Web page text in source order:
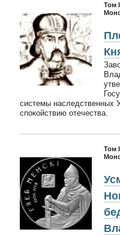
Том
системы наследственных
спокойствию отечества.
Том